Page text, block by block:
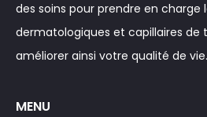
des soins pour prendre en charge
dermatologiques et capillaires de
améliorer ainsi votre qualité de vie.
MENU